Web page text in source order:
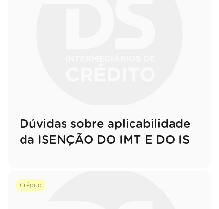
Dúvidas sobre aplicabilidade
da ISENÇÃO DO IMT E DO IS
Crédito